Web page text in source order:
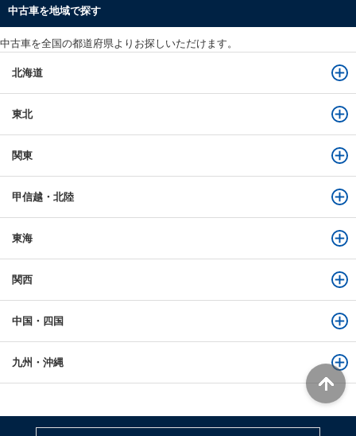
中古車を地域で探す
中古車を全国の都道府県よりお探しいただけます。
北海道
東北
関東
甲信越・北陸
東海
関西
中国・四国
九州・沖縄